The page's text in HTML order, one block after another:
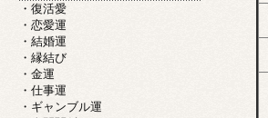
・復活愛
・恋愛運
・結婚運
・縁結び
・金運
・仕事運
・ギャンブル運